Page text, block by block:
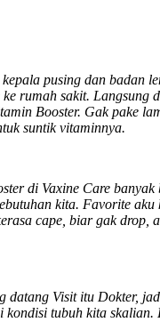
pusing dan badan
rumah sakit. Langsung
Booster. Gak pake
suntik vitaminnya.
di Vaxine Care banyak
kita. Favorite aku
cape, biar gak drop,
datang Visit itu Dokter,
kondisi tubuh kita